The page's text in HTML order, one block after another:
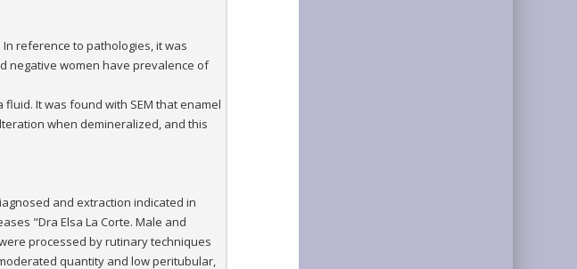
reference to pathologies, it was
negative women have prevalence of
It was found with SEM that enamel
when demineralized, and this
and extraction indicated in
"Dra Elsa La Corte. Male and
processed by rutinary techniques
quantity and low peritubular,